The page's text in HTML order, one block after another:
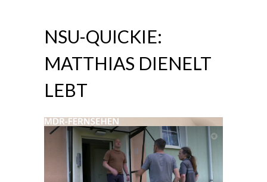
NSU-QUICKIE:
MATTHIAS DIENELT
LEBT